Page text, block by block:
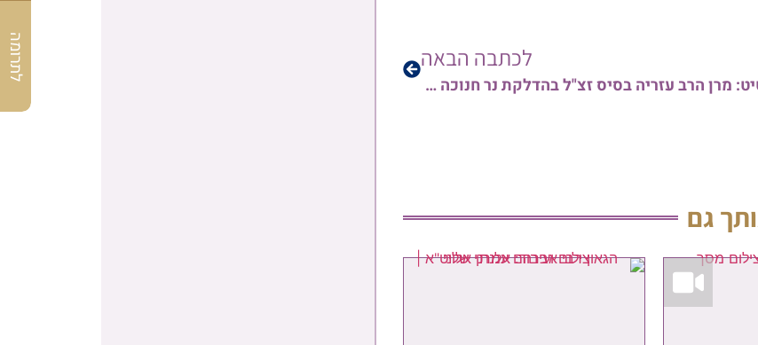
לכתבה הבאה
מרטיט: מרן הרב עזריה בסיס זצ"ל בהדלקת נר חנוכה – כחודש בדיוק לפני הסתלקותו • צפו
גם
לתרומה